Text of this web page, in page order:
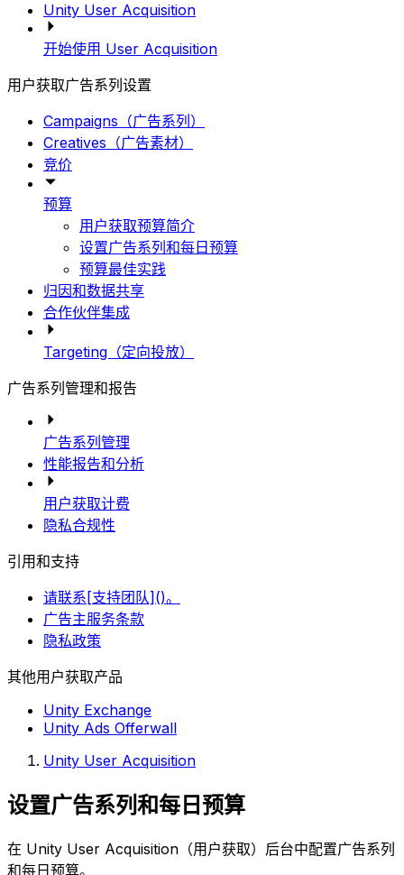
Unity User Acquisition
开始使用 User Acquisition
用户获取广告系列设置
Campaigns（广告系列）
Creatives（广告素材）
竞价
预算
用户获取预算简介
设置广告系列和每日预算
预算最佳实践
归因和数据共享
合作伙伴集成
Targeting（定向投放）
广告系列管理和报告
广告系列管理
性能报告和分析
用户获取计费
隐私合规性
引用和支持
请联系[支持团队]()。
广告主服务条款
隐私政策
其他用户获取产品
Unity Exchange
Unity Ads Offerwall
Unity User Acquisition
设置广告系列和每日预算
在 Unity User Acquisition（用户获取）后台中配置广告系列
和每日预算。